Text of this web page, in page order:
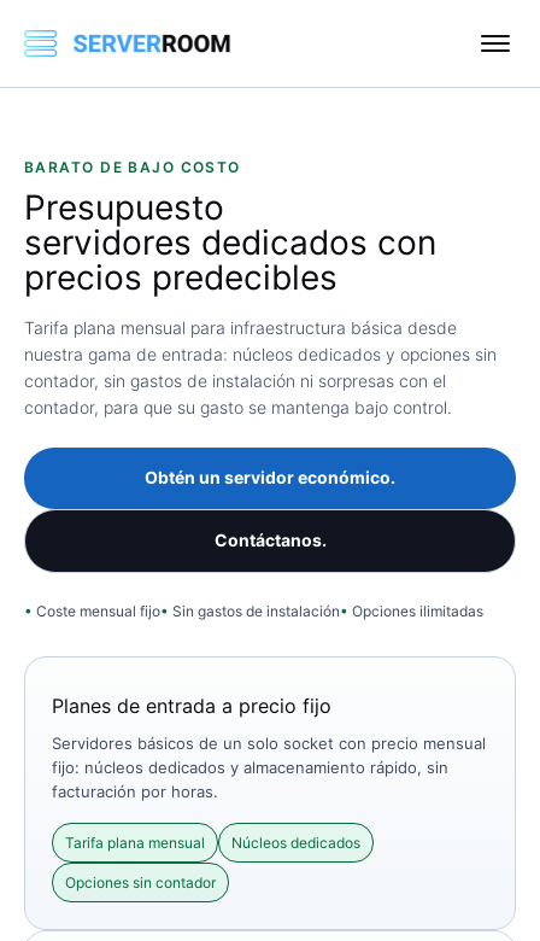
BARATO DE BAJO COSTO
Presupuesto
servidores dedicados con
precios predecibles
Tarifa plana mensual para infraestructura básica desde
nuestra gama de entrada: núcleos dedicados y opciones sin
contador, sin gastos de instalación ni sorpresas con el
contador, para que su gasto se mantenga bajo control.
Obtén un servidor económico.
Contáctanos.
Coste mensual fijo Sin gastos de instalación Opciones ilimitadas
Planes de entrada a precio fijo
Servidores básicos de un solo socket con precio mensual
fijo: núcleos dedicados y almacenamiento rápido, sin
facturación por horas.
Tarifa plana mensual Núcleos dedicados
Opciones sin contador